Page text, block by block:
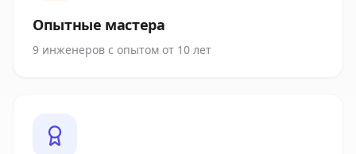
Опытные мастера
9 инженеров с опытом от 10 лет